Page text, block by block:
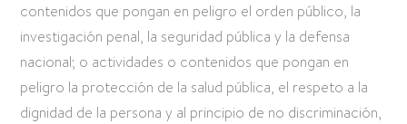
contenidos que pongan en peligro el orden público, la
investigación penal, la seguridad pública y la defensa
nacional; o actividades o contenidos que pongan en
peligro la protección de la salud pública, el respeto a la
dignidad de la persona y al principio de no discriminación,